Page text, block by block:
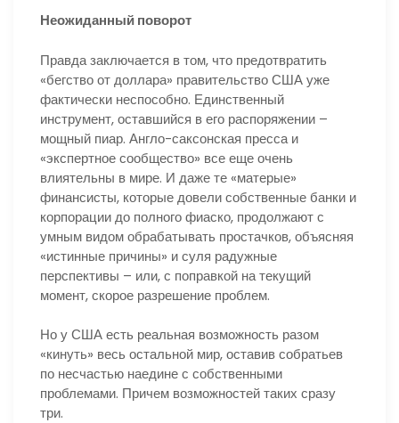
Неожиданный поворот
Правда заключается в том, что предотвратить
«бегство от доллара» правительство США уже
фактически неспособно. Единственный
инструмент, оставшийся в его распоряжении –
мощный пиар. Англо-саксонская пресса и
«экспертное сообщество» все еще очень
влиятельны в мире. И даже те «матерые»
финансисты, которые довели собственные банки и
корпорации до полного фиаско, продолжают с
умным видом обрабатывать простачков, объясняя
«истинные причины» и суля радужные
перспективы – или, с поправкой на текущий
момент, скорое разрешение проблем.
Но у США есть реальная возможность разом
«кинуть» весь остальной мир, оставив собратьев
по несчастью наедине с собственными
проблемами. Причем возможностей таких сразу
три.